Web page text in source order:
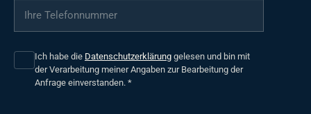
Ihre Telefonnummer
Ich habe die Datenschutzerklärung gelesen und bin mit
der Verarbeitung meiner Angaben zur Bearbeitung der
Anfrage einverstanden. *